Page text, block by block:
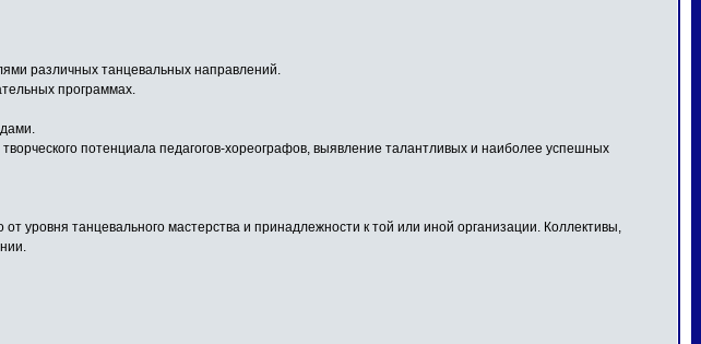
различных танцевальных направлений.
программах.
потенциала педагогов-хореографов, выявление талантливых и наиболее успешных
уровня танцевального мастерства и принадлежности к той или иной организации. Коллективы,